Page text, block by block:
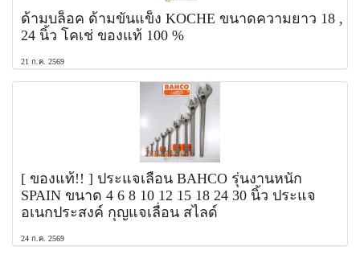
ด้ามบล็อค ด้ามขันแข็ง KOCHE ขนาดความยาว 18 ,
24 นิ้ว โคเช่ ของแท้ 100 %
21 ก.ค. 2569
[ ของแท้!! ] ประแจเลื่อน BAHCO รุ่นงานหนัก
SPAIN ขนาด 4 6 8 10 12 15 18 24 30 นิ้ว ประแจ
อเนกประสงค์ กุญแจเลื่อน สไลด์
24 ก.ค. 2569